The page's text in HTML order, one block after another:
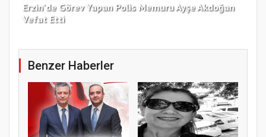
Erzin'de Görev Yapan Polis Memuru Ayşe Akdoğan
Vefat Etti
Benzer Haberler